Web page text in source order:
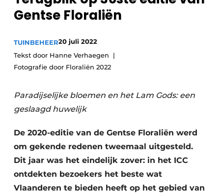
Privacy / Cookie statement
Vacature aanmelden
Video’s
Gentse Floraliën
TUINBEHEER20 juli 2022
Tekst door Hanne Verhaegen
Fotografie door Floraliën 2022
Paradijselijke bloemen en het Lam Gods: een
geslaagd huwelijk
De 2020-editie van de Gentse Floraliën werd
om gekende redenen tweemaal uitgesteld.
Dit jaar was het eindelijk zover: in het ICC
ontdekten bezoekers het beste wat
Vlaanderen te bieden heeft op het gebied van